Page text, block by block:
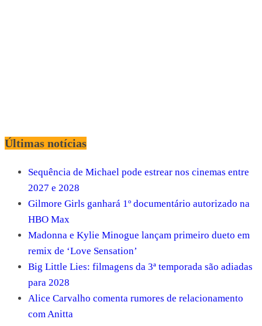
Últimas notícias
Sequência de Michael pode estrear nos cinemas entre
2027 e 2028
Gilmore Girls ganhará 1º documentário autorizado na
HBO Max
Madonna e Kylie Minogue lançam primeiro dueto em
remix de ‘Love Sensation’
Big Little Lies: filmagens da 3ª temporada são adiadas
para 2028
Alice Carvalho comenta rumores de relacionamento
com Anitta